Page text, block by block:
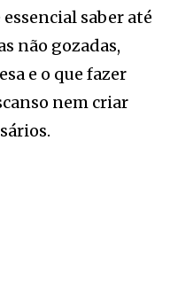
saber até
não gozadas,
e o que fazer
nem criar